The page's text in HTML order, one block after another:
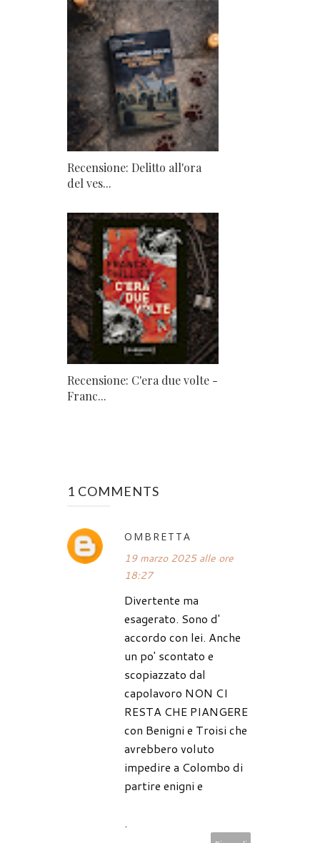
Recensione: Delitto all'ora
del ves...
Recensione: C'era due volte -
Franc...
1 COMMENTS
OMBRETTA
19 marzo 2025 alle ore
18:27
Divertente ma
esagerato. Sono d'
accordo con lei. Anche
un po' scontato e
scopiazzato dal
capolavoro NON CI
RESTA CHE PIANGERE
con Benigni e Troisi che
avrebbero voluto
impedire a Colombo di
partire enigni e
.